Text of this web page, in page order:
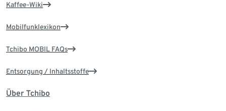
Kaffee-Wiki
Mobilfunklexikon
Tchibo MOBIL FAQs
Entsorgung / Inhaltsstoffe
Über Tchibo